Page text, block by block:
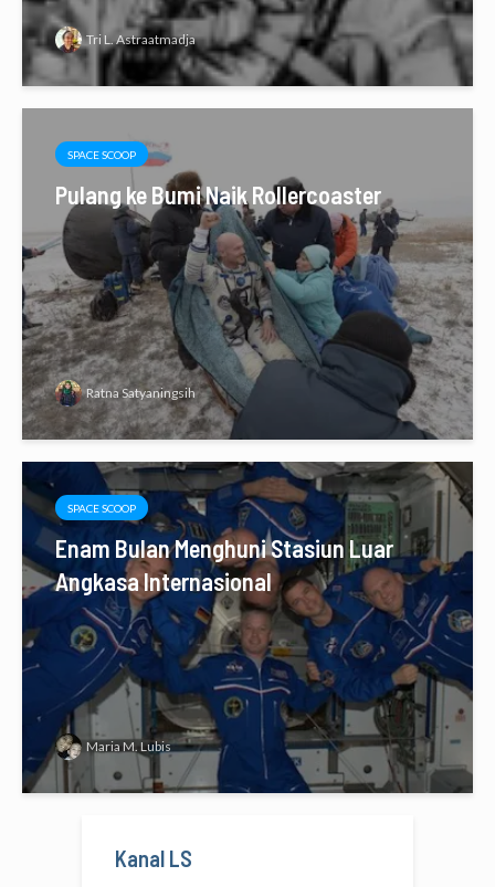
Tri L. Astraatmadja
SPACE SCOOP
Pulang ke Bumi Naik Rollercoaster
Ratna Satyaningsih
SPACE SCOOP
Enam Bulan Menghuni Stasiun Luar
Angkasa Internasional
Maria M. Lubis
Kanal LS